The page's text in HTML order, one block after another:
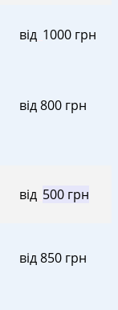
від 1000 грн
від 800 грн
від 500 грн
від 850 грн